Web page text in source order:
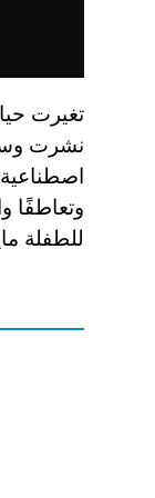
تغيرت
نشرت
وتعاطفًا
للطفلة